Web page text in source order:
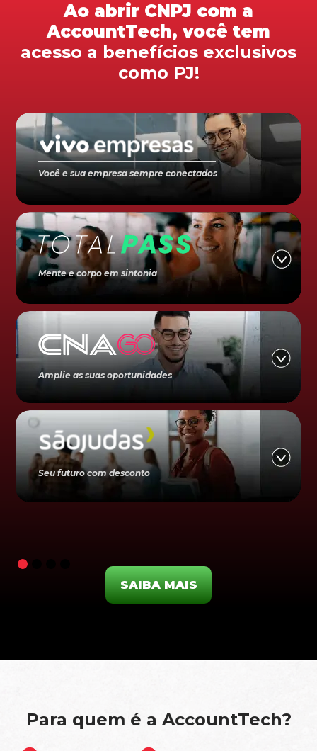
Ao abrir CNPJ com a
AccountTech, você tem
acesso a benefícios exclusivos
como PJ!
Você e sua empresa sempre conectados
Mente e corpo em sintonia
Amplie as suas oportunidades
Seu futuro com desconto
SAIBA MAIS
Para quem é a AccountTech?